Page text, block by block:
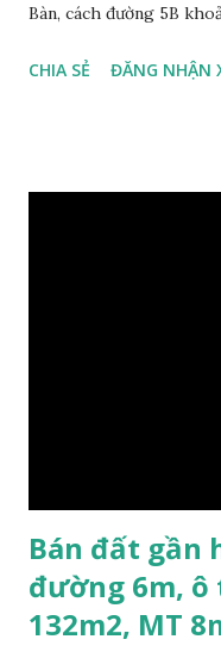
Bàn, cách đường 5B
mặt tiền 5m, sổ đỏ
CHIA SẺ ĐĂNG NHẬN
Bán đất gần
đường 6m, ô
132m2, MT